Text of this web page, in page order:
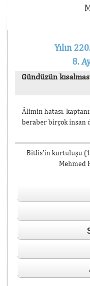
Yılın
8.
Gündüzün
Âlimin hatası,
beraber birçok insan
Bitlis’in kurtuluşu
Mehmed